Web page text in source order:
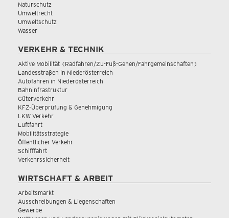
Naturschutz
Umweltrecht
Umweltschutz
Wasser
VERKEHR & TECHNIK
Aktive Mobilität (Radfahren/Zu-Fuß-Gehen/Fahrgemeinschaften)
Landesstraßen in Niederösterreich
Autofahren in Niederösterreich
Bahninfrastruktur
Güterverkehr
KFZ-Überprüfung & Genehmigung
LKW Verkehr
Luftfahrt
Mobilitätsstrategie
Öffentlicher Verkehr
Schifffahrt
Verkehrssicherheit
WIRTSCHAFT & ARBEIT
Arbeitsmarkt
Ausschreibungen & Liegenschaften
Gewerbe